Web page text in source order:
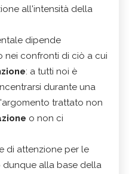
all'intensità della
dipende
nei confronti di ciò a cui
: a tutti noi è
durante una
trattato non
o non ci
e di attenzione per le
alla base della